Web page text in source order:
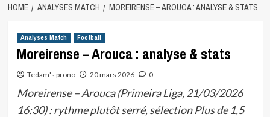
HOME ANALYSES MATCH MOREIRENSE – AROUCA : ANALYSE & STATS
Analyses Match Football
Moreirense – Arouca : analyse & stats
Tedam's prono 20 mars 2026 0
Moreirense – Arouca (Primeira Liga, 21/03/2026
16:30) : rythme plutôt serré, sélection Plus de 1,5